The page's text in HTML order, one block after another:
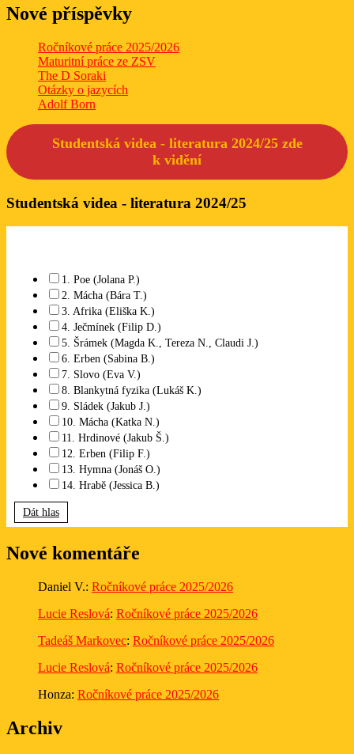
Nové příspěvky
Ročníkové práce 2025/2026
Maturitní práce ze ZSV
The D Soraki
Otázky o jazycích
Adolf Born
Studentská videa - literatura 2024/25 zde
k vidění
Studentská videa - literatura 2024/25
1. Poe (Jolana P.)
2. Mácha (Bára T.)
3. Afrika (Eliška K.)
4. Ječmínek (Filip D.)
5. Šrámek (Magda K., Tereza N., Claudi J.)
6. Erben (Sabina B.)
7. Slovo (Eva V.)
8. Blankytná fyzika (Lukáš K.)
9. Sládek (Jakub J.)
10. Mácha (Katka N.)
11. Hrdinové (Jakub Š.)
12. Erben (Filip F.)
13. Hymna (Jonáš O.)
14. Hrabě (Jessica B.)
Dát hlas
Nové komentáře
Daniel V.: Ročníkové práce 2025/2026
Lucie Reslová: Ročníkové práce 2025/2026
Tadeáš Markovec: Ročníkové práce 2025/2026
Lucie Reslová: Ročníkové práce 2025/2026
Honza: Ročníkové práce 2025/2026
Archiv